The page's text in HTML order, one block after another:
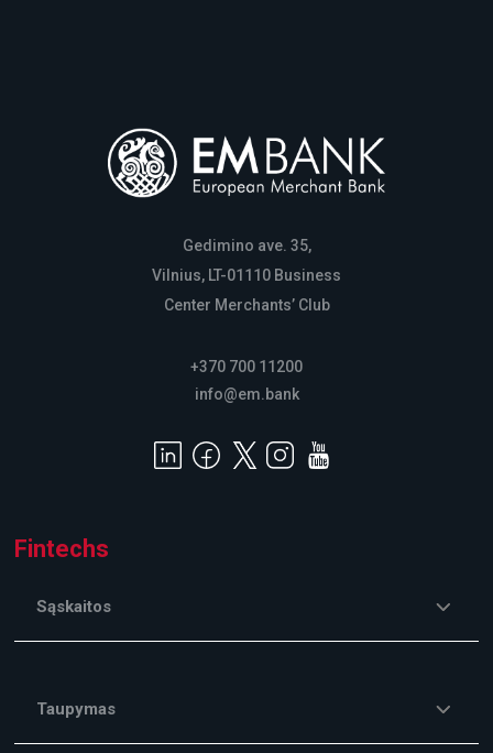
Gedimino ave. 35,
Vilnius, LT-01110 Business
Center Merchants’ Club
+370 700 11200
info@em.bank
Fintechs
Sąskaitos
Taupymas